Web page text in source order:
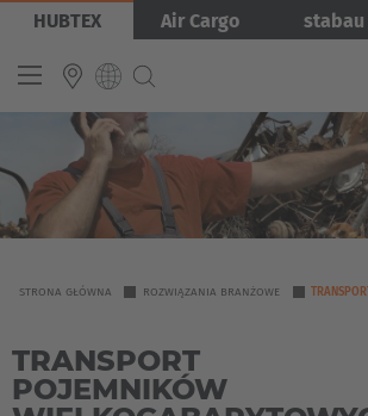
Przejdź
treści
HUBTEX Air Cargo stabau
INTERNATIONAL
English
Español
Obraz
YOU
HERE
STRONA GŁÓWNA ROZWIĄZANIA BRANŻOWE
TRANSPORT
POJEMNIKÓW